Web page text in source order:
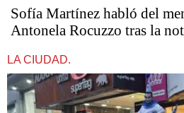
Sofía Martínez habló del
Antonela Rocuzzo tras la
LA CIUDAD.